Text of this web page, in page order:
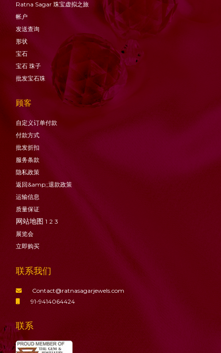
Ratna Sagar 珠宝虚拟之旅
帐户
发送查询
形状
宝石
宝石 珠子
批发宝石珠
顾客
自定义订单付款
付款方式
批发折扣
服务条款
隐私政策
返回&amp;;退款政策
运输信息
质量保证
网站地图 1 2 3
展览会
立即购买
联系我们
Contact@ratnasagarjewels.com
91-9414064424
联系